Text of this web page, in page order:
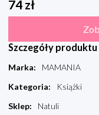
74 zł
Szczegóły produktu
Marka:
MAMANIA
Kategoria:
Książki
Sklep: Natuli